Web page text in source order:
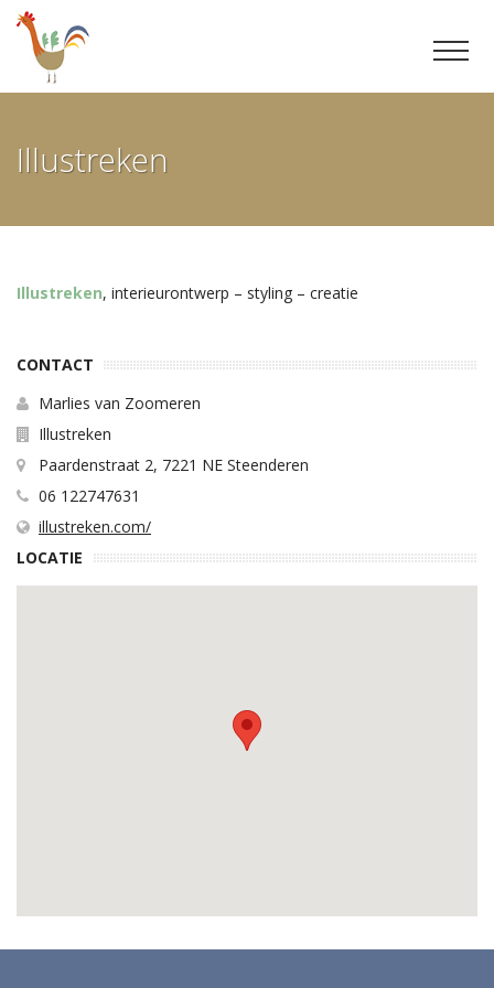
Illustreken
Illustreken, interieurontwerp – styling – creatie
CONTACT
Marlies van Zoomeren
Illustreken
Paardenstraat 2, 7221 NE Steenderen
06 122747631
illustreken.com/
LOCATIE